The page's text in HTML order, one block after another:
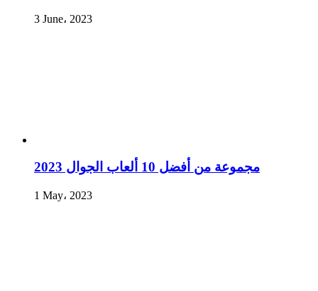
3 June، 2023
مجموعة من أفضل 10 ألعاب الجوال 2023
1 May، 2023